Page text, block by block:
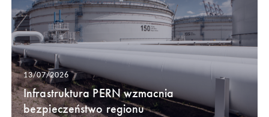
13/07/2026
Infrastruktura PERN wzmacnia
bezpieczeństwo regionu